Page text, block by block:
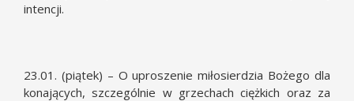
intencji.
23.01. (piątek) – O uproszenie miłosierdzia Bożego dla
konających, szczególnie w grzechach ciężkich oraz za